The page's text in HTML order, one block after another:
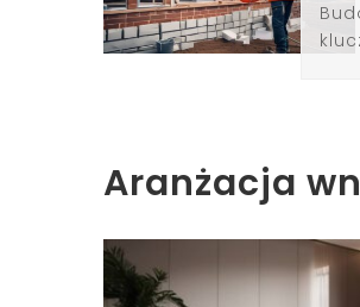
Aranżacja